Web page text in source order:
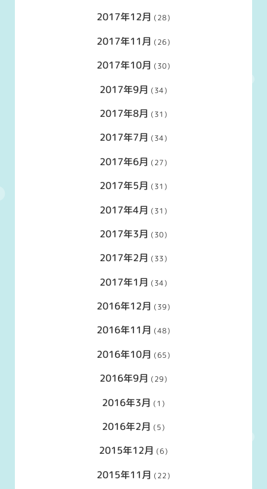
2017年12月 (28)
2017年11月 (26)
2017年10月 (30)
2017年9月 (34)
2017年8月 (31)
2017年7月 (34)
2017年6月 (27)
2017年5月 (31)
2017年4月 (31)
2017年3月 (30)
2017年2月 (33)
2017年1月 (34)
2016年12月 (39)
2016年11月 (48)
2016年10月 (65)
2016年9月 (29)
2016年3月 (1)
2016年2月 (5)
2015年12月 (6)
2015年11月 (22)